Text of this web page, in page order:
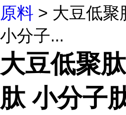
原料 > 大豆低聚
小分子...
大豆低聚
肽 小分子